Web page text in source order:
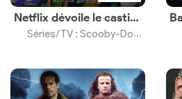
Netflix dévoile le casting de la série live-action
Séries/TV : Scooby-Doo Origins